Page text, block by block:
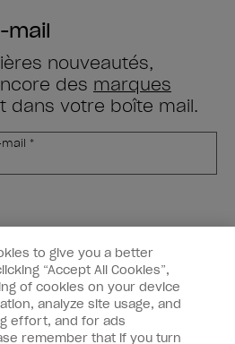
mail
nouveautés,
des marques
dans votre boîte mail.
*
to give you a better
“Accept All Cookies”,
of cookies on your device
analyze site usage, and
effort, and for ads
remember that if you turn